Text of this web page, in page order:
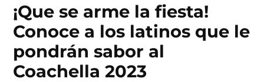
¡Que se arme la fiesta!
Conoce a los latinos que le
pondrán sabor al
Coachella 2023